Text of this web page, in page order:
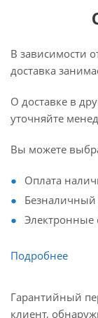
В зависимости
доставка
О доставке в
уточняйте
Вы можете
Оплата
Безналичный
Электронные
Подробнее
Гарантийный
клиент,